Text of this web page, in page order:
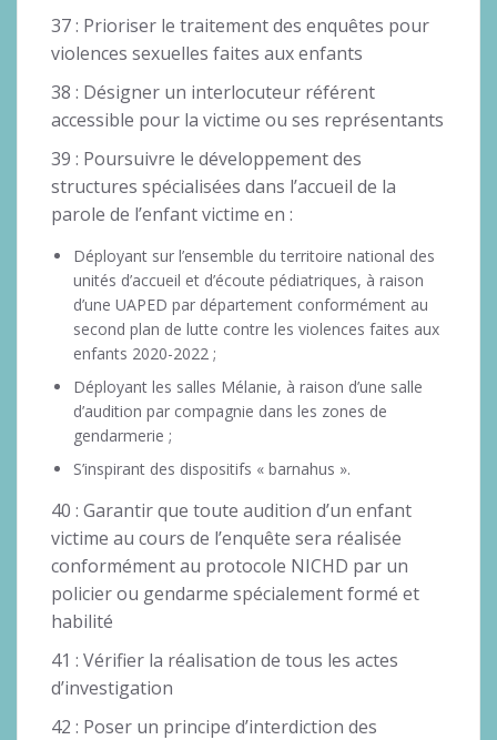
37 : Prioriser le traitement des enquêtes pour
violences sexuelles faites aux enfants
38 : Désigner un interlocuteur référent
accessible pour la victime ou ses représentants
39 : Poursuivre le développement des
structures spécialisées dans l’accueil de la
parole de l’enfant victime en :
Déployant sur l’ensemble du territoire national des
unités d’accueil et d’écoute pédiatriques, à raison
d’une UAPED par département conformément au
second plan de lutte contre les violences faites aux
enfants 2020-2022 ;
Déployant les salles Mélanie, à raison d’une salle
d’audition par compagnie dans les zones de
gendarmerie ;
S’inspirant des dispositifs « barnahus ».
40 : Garantir que toute audition d’un enfant
victime au cours de l’enquête sera réalisée
conformément au protocole NICHD par un
policier ou gendarme spécialement formé et
habilité
41 : Vérifier la réalisation de tous les actes
d’investigation
42 : Poser un principe d’interdiction des